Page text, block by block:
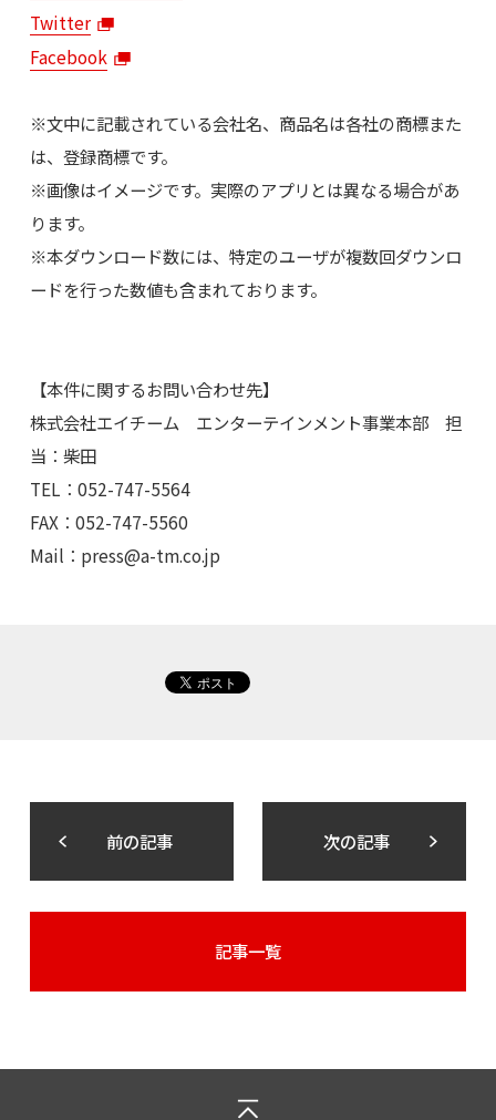
Twitter
Facebook
※文中に記載されている会社名、商品名は各社の商標また
は、登録商標です。
※画像はイメージです。実際のアプリとは異なる場合があ
ります。
※本ダウンロード数には、特定のユーザが複数回ダウンロ
ードを行った数値も含まれております。
【本件に関するお問い合わせ先】
株式会社エイチーム エンターテインメント事業本部 担
当：柴田
TEL：052-747-5564
FAX：052-747-5560
Mail： press@a-tm.co.jp
前の記事 次の記事
記事一覧